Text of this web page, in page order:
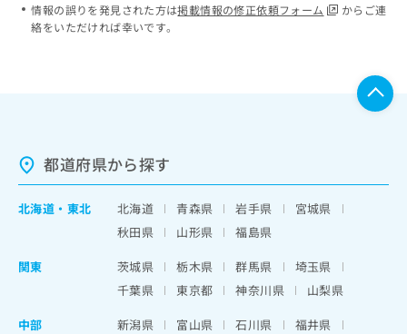
情報の誤りを発見された方は掲載情報の修正依頼フォーム
からご連
絡をいただければ幸いです。
都道府県から探す
北海道 ・ 東北 北海道 青森県 岩手県
宮城県
秋田県
山形県
福島県
関東
茨城県 栃木県 群馬県
埼玉県
千葉県
東京都 神奈川県
山梨県
中部
新潟県 富山県 石川県
福井県